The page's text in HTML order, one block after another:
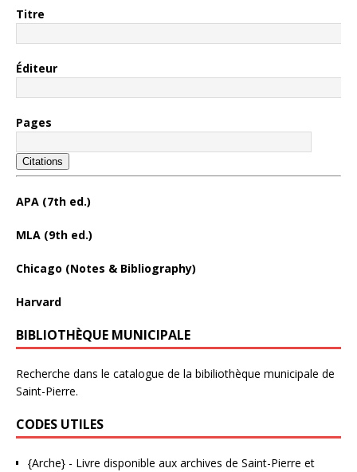
Titre
Éditeur
Pages
Citations
APA (7th ed.)
MLA (9th ed.)
Chicago (Notes & Bibliography)
Harvard
BIBLIOTHÈQUE MUNICIPALE
Recherche dans le catalogue de la bibiliothèque municipale de
Saint-Pierre.
CODES UTILES
{Arche} - Livre disponible aux archives de Saint-Pierre et